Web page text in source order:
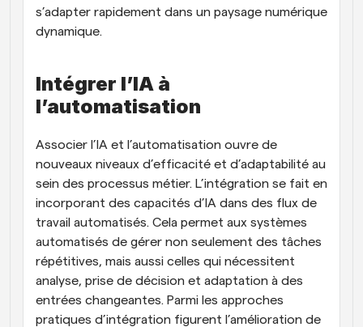
s’adapter rapidement dans un paysage numérique
dynamique.
Intégrer l’IA à
l’automatisation
Associer l’IA et l’automatisation ouvre de
nouveaux niveaux d’efficacité et d’adaptabilité au
sein des processus métier. L’intégration se fait en
incorporant des capacités d’IA dans des flux de
travail automatisés. Cela permet aux systèmes
automatisés de gérer non seulement des tâches
répétitives, mais aussi celles qui nécessitent
analyse, prise de décision et adaptation à des
entrées changeantes. Parmi les approches
pratiques d’intégration figurent l’amélioration de